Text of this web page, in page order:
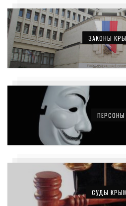
ЗАКОНЫ
ПЕРСОНЫ
СУДЫ